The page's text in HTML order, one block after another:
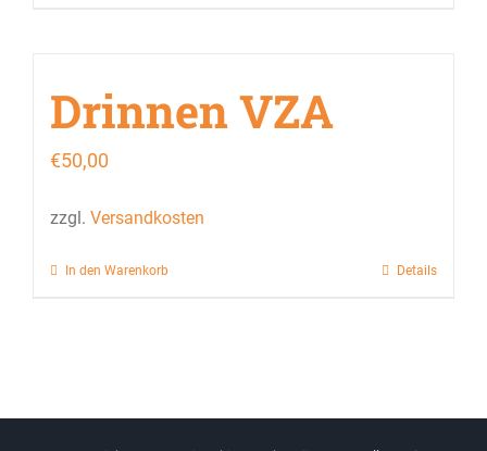
Drinnen VZA
€50,00
zzgl. Versandkosten
In den Warenkorb Details